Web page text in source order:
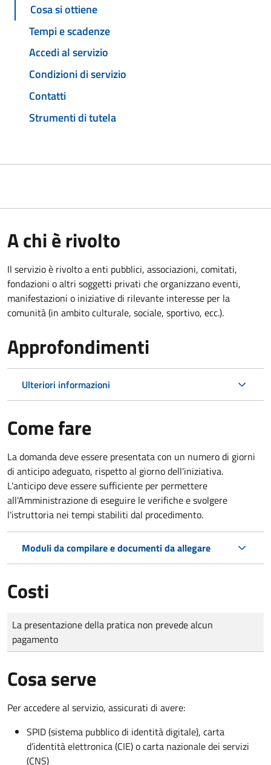
Cosa si ottiene
Tempi e scadenze
Accedi al servizio
Condizioni di servizio
Contatti
Strumenti di tutela
A chi è rivolto
Il servizio è rivolto a enti pubblici, associazioni, comitati,
fondazioni o altri soggetti privati che organizzano eventi,
manifestazioni o iniziative di rilevante interesse per la
comunità (in ambito culturale, sociale, sportivo, ecc.).
Approfondimenti
Ulteriori informazioni
Come fare
La domanda deve essere presentatacon un numero di giorni
di anticipo adeguato, rispetto al giorno dell'iniziativa.
L'anticipo deve essere sufficiente per permettere
all'Amministrazione di eseguire le verifiche e svolgere
l'istruttoria nei tempi stabiliti dal procedimento.
Moduli da compilare e documenti da allegare
Costi
Tipo di pagamento
Importo
La presentazione della pratica non prevede alcun
pagamento
Cosa serve
Per accedere al servizio, assicurati di avere:
SPID (sistema pubblico di identità digitale), carta
d’identità elettronica (CIE) o carta nazionale dei servizi
(CNS)